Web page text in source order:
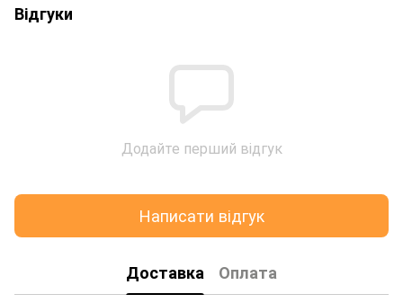
Відгуки
Додайте перший відгук
Написати відгук
Доставка Оплата